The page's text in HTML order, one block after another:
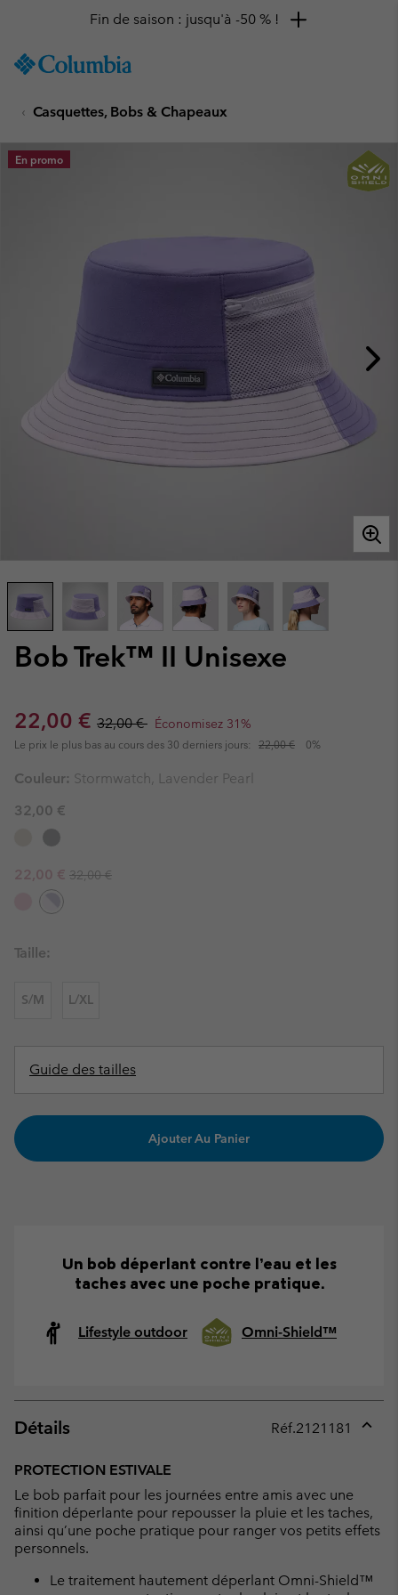
TO
SKIP
MAIN
NAV
Fin de saison : jusqu'à -50 % !
Casquettes, Bobs & Chapeaux
Bob Trek™ II Unisexe
Sale price:
22,00 € Regular price:
32,00 € Économisez 31%
Le prix le plus bas au cours des 30 derniers jours: 22,00 € 0%
En promo
Couleur: Stormwatch, Lavender Pearl
32,00 €
Sale price:
22,00 € Regular price:
32,00 €
Taille:
S/M L/XL
Guide des tailles
Ajouter Au Panier
Un bob déperlant contre l’eau et les
taches avec une poche pratique.
Lifestyle outdoor Omni-Shield™
Détails Réf.2121181
PROTECTION ESTIVALE
Le bob parfait pour les journées entre amis avec une
finition déperlante pour repousser la pluie et les taches,
ainsi qu’une poche pratique pour ranger vos petits effets
personnels.
Le traitement hautement déperlant Omni-Shield™